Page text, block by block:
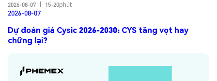
2026-08-07
15-20phút
2026-08-07
Dự đoán giá Cysic 2026-2030: CYS tăng vọt hay
chững lại?